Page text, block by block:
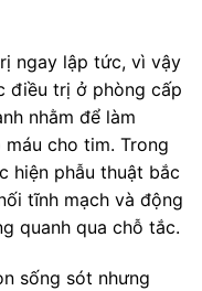
ngay lập tức, vì vậy
điều trị ở phòng cấp
nhằm để làm
cho tim. Trong
hiện phẫu thuật bắc
tĩnh mạch và động
quanh qua chỗ tắc.
sống sót nhưng